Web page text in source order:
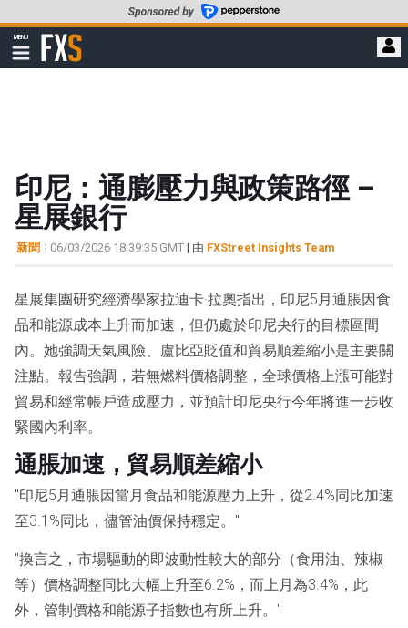
至
要
MENU
顯
示
FXStreet
印尼：通膨壓力與政策路徑 –
星展銀行
新聞 | 06/03/2026 18:39:35 GMT | 由 FXStreet Insights Team
星展集團研究經濟學家拉迪卡·拉奧指出，印尼5月通脹因食
品和能源成本上升而加速，但仍處於印尼央行的目標區間
內。她強調天氣風險、盧比亞貶值和貿易順差縮小是主要關
注點。報告強調，若無燃料價格調整，全球價格上漲可能對
貿易和經常帳戶造成壓力，並預計印尼央行今年將進一步收
緊國內利率。
通脹加速，貿易順差縮小
"印尼5月通脹因當月食品和能源壓力上升，從2.4%同比加速
至3.1%同比，儘管油價保持穩定。"
"換言之，市場驅動的即波動性較大的部分（食用油、辣椒
等）價格調整同比大幅上升至6.2%，而上月為3.4%，此
外，管制價格和能源子指數也有所上升。"